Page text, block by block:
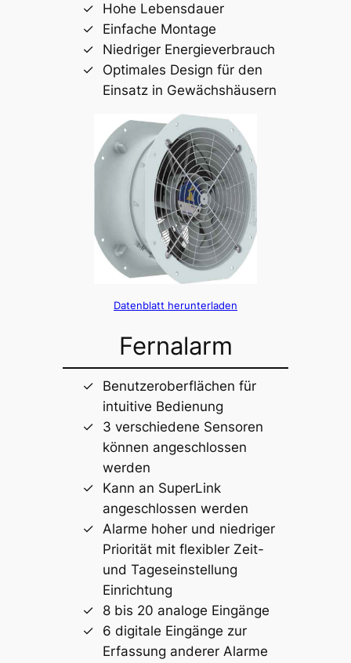
Hohe Lebensdauer
Einfache Montage
Niedriger Energieverbrauch
Optimales Design für den
Einsatz in Gewächshäusern
Datenblatt herunterladen
Fernalarm
Benutzeroberflächen für
intuitive Bedienung
3 verschiedene Sensoren
können angeschlossen
werden
Kann an SuperLink
angeschlossen werden
Alarme hoher und niedriger
Priorität mit flexibler Zeit-
und Tageseinstellung
Einrichtung
8 bis 20 analoge Eingänge
6 digitale Eingänge zur
Erfassung anderer Alarme